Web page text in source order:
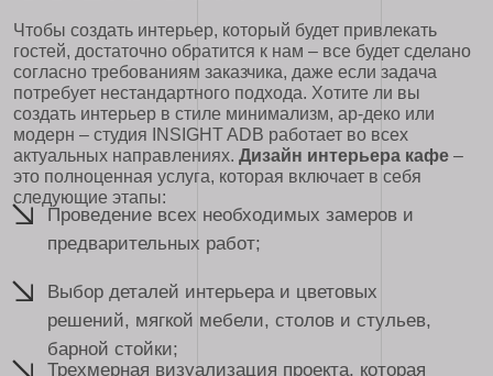
Выдача всей необходимой технической
включает возможность еще на стадии
проектирования внести правки;
Выбор деталей интерьера и цветовых
решений, мягкой мебели, столов и стульев,
барной стойки;
Проведение всех необходимых замеров и
предварительных работ;
создать интерьер в стиле минимализм, ар-деко или
модерн – студия INSIGHT ADB работает во всех
актуальных направлениях.Дизайн интерьера кафе–
это полноценная услуга, которая включает в себя
следующие этапы: